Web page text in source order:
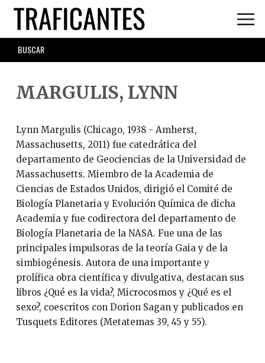
Skip
main
content
SEARCH
FORM
MARGULIS, LYNN
Lynn Margulis (Chicago, 1938 - Amherst,
Massachusetts, 2011) fue catedrática del
departamento de Geociencias de la Universidad de
Massachusetts. Miembro de la Academia de
Ciencias de Estados Unidos, dirigió el Comité de
Biología Planetaria y Evolución Química de dicha
Academia y fue codirectora del departamento de
Biología Planetaria de la NASA. Fue una de las
principales impulsoras de la teoría Gaia y de la
simbiogénesis. Autora de una importante y
prolífica obra científica y divulgativa, destacan sus
libros ¿Qué es la vida?, Microcosmos y ¿Qué es el
sexo?, coescritos con Dorion Sagan y publicados en
Tusquets Editores (Metatemas 39, 45 y 55).